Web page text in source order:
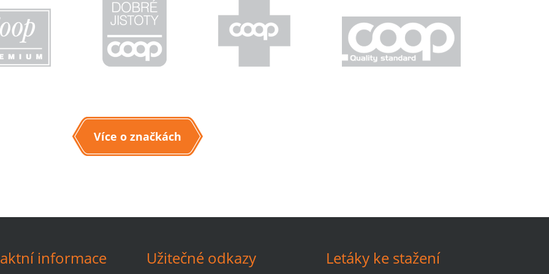
Více o značkách
informace Užitečné odkazy Letáky ke stažení